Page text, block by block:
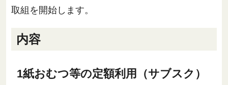
取組を開始します。
内容
1紙おむつ等の定額利用（サブスク）